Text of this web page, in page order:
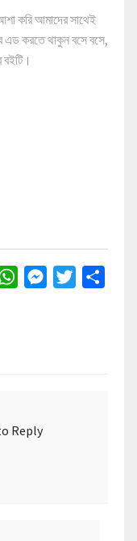
করি আমাদের সাথেই
করতে থাকুন বসে বসে,
WhatsAppMessenger
Twitter
Reply